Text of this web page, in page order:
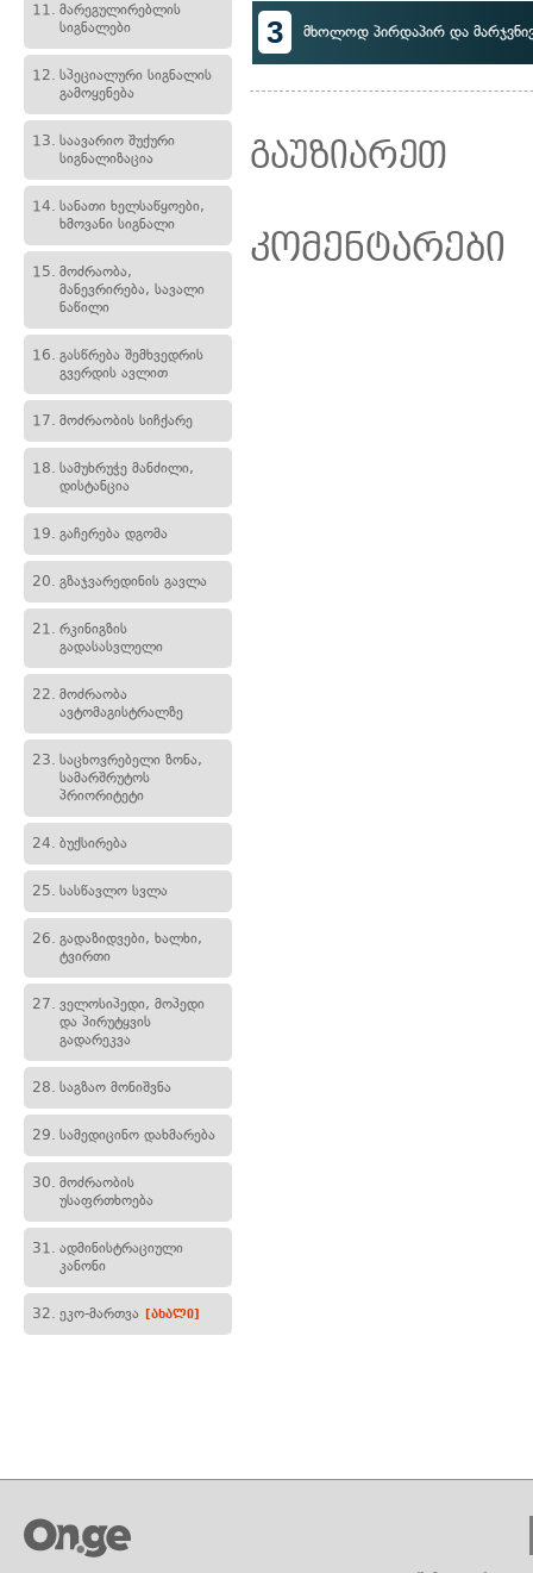
11. მარეგულირებლის
სიგნალები
12. სპეციალური სიგნალის
გამოყენება
13. საავარიო შუქური
სიგნალიზაცია
14. სანათი ხელსაწყოები,
ხმოვანი სიგნალი
15. მოძრაობა,
მანევრირება, სავალი
ნაწილი
16. გასწრება შემხვედრის
გვერდის ავლით
17. მოძრაობის სიჩქარე
18. სამუხრუჭე მანძილი,
დისტანცია
19. გაჩერება დგომა
20. გზაჯვარედინის გავლა
21. რკინიგზის
გადასასვლელი
22. მოძრაობა
ავტომაგისტრალზე
23. საცხოვრებელი ზონა,
სამარშრუტოს
პრიორიტეტი
24. ბუქსირება
25. სასწავლო სვლა
26. გადაზიდვები, ხალხი,
ტვირთი
27. ველოსიპედი, მოპედი
და პირუტყვის
გადარეკვა
28. საგზაო მონიშვნა
29. სამედიცინო დახმარება
30. მოძრაობის
უსაფრთხოება
31. ადმინისტრაციული
კანონი
32. ეკო-მართვა [ახალი]
3 მხოლოდ პირდაპირ და
გაუზიარეთ
კომენტარები